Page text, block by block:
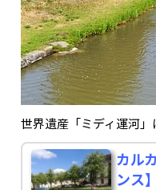
世界遺産「ミディ運河」
カル
ンス】